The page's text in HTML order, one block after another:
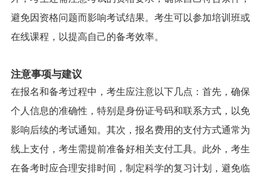
避免因资格问题而影响考试结果。考生可以参加培训班或
在线课程，以提高自己的备考效率。
注意事项与建议
在报名和备考过程中，考生应注意以下几点：首先，确保
个人信息的准确性，特别是身份证号码和联系方式，以免
影响后续的考试通知。其次，报名费用的支付方式通常为
线上支付，考生需提前准备好相关支付工具。此外，考生
在备考时应合理安排时间，制定科学的复习计划，避免临